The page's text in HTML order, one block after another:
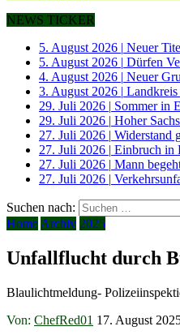
NEWS TICKER
5. August 2026 | Neuer
5. August 2026 | Dürfen
4. August 2026 | Neuer
3. August 2026 | Landkreis
29. Juli 2026 | Sommer in
29. Juli 2026 | Hoher
27. Juli 2026 | Widerstand
27. Juli 2026 | Einbruch in
27. Juli 2026 | Mann
27. Juli 2026 |
Suchen nach:
Home Archiv 2025
Unfallflucht durch
Blaulichtmeldung-
Von: ChefRed01 17. August